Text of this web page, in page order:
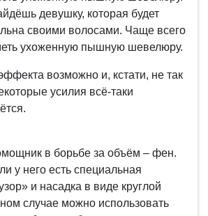
девушку, которая будет
своими волосами. Чаще всего
ухоженную пышную шевелюру.
возможно и, кстати, не так
усилия всё-таки
в борьбе за объём – фен.
у него есть специальная
и насадка в виде круглой
случае можно использовать